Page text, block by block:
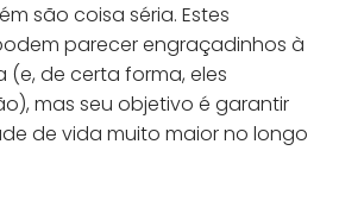
são coisa séria. Estes
parecer engraçadinhos à
(e, de certa forma, eles
mas seu objetivo é garantir
de vida muito maior no longo